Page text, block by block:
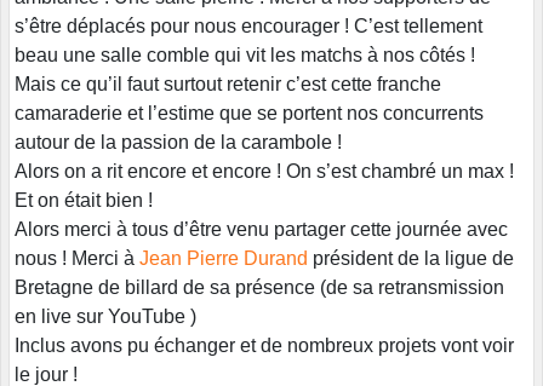
s’être déplacés pour nous encourager ! C’est tellement
beau une salle comble qui vit les matchs à nos côtés !
Mais ce qu’il faut surtout retenir c’est cette franche
camaraderie et l’estime que se portent nos concurrents
autour de la passion de la carambole !
Alors on a rit encore et encore ! On s’est chambré un max !
Et on était bien !
Alors merci à tous d’être venu partager cette journée avec
nous ! Merci à Jean Pierre Durand président de la ligue de
Bretagne de billard de sa présence (de sa retransmission
en live sur YouTube )
Inclus avons pu échanger et de nombreux projets vont voir
le jour !